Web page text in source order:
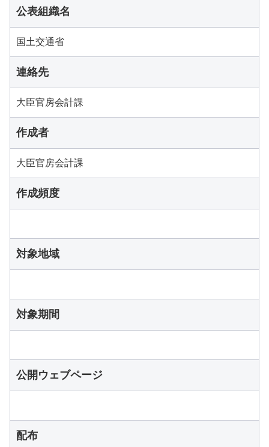
公表組織名
国土交通省
連絡先
大臣官房会計課
作成者
大臣官房会計課
作成頻度
対象地域
対象期間
公開ウェブページ
配布